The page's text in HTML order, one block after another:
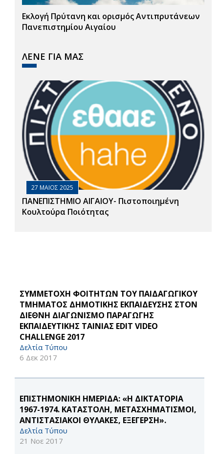
Εκλογή Πρύτανη και ορισμός Αντιπρυτάνεων
Πανεπιστημίου Αιγαίου
ΛΕΝΕ ΓΙΑ ΜΑΣ
27 ΜΑΙΟΣ 2025
ΠΑΝΕΠΙΣΤΗΜΙΟ ΑΙΓΑΙΟΥ- Πιστοποιημένη
Κουλτούρα Ποιότητας
ΣΥΜΜΕΤΟΧΗ ΦΟΙΤΗΤΩΝ ΤΟΥ ΠΑΙΔΑΓΩΓΙΚΟΥ
ΤΜΗΜΑΤΟΣ ΔΗΜΟΤΙΚΗΣ ΕΚΠΑΙΔΕΥΣΗΣ ΣΤΟΝ
ΔΙΕΘΝΗ ΔΙΑΓΩΝΙΣΜΟ ΠΑΡΑΓΩΓΗΣ
ΕΚΠΑΙΔΕΥΤΙΚΗΣ ΤΑΙΝΙΑΣ EDIT VIDEO
CHALLENGE 2017
Δελτία Τύπου
6 Δεκ 2017
ΕΠΙΣΤΗΜΟΝΙΚΗ ΗΜΕΡΙΔΑ: «Η ΔΙΚΤΑΤΟΡΙΑ
1967-1974. ΚΑΤΑΣΤΟΛΗ, ΜΕΤΑΣΧΗΜΑΤΙΣΜΟΙ,
ΑΝΤΙΣΤΑΣΙΑΚΟΙ ΘΥΛΑΚΕΣ, ΕΞΕΓΕΡΣΗ».
Δελτία Τύπου
21 Νοε 2017